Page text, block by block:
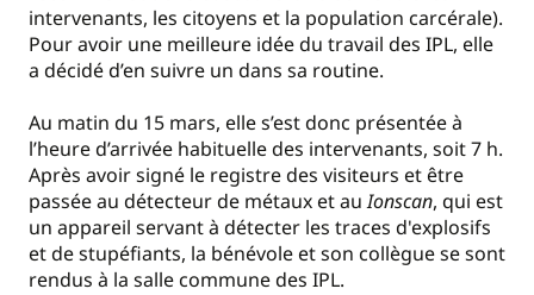
intervenants, les citoyens et la population carcérale).
Pour avoir une meilleure idée du travail des IPL, elle
a décidé d’en suivre un dans sa routine.
Au matin du 15 mars, elle s’est donc présentée à
l’heure d’arrivée habituelle des intervenants, soit 7 h.
Après avoir signé le registre des visiteurs et être
passée au détecteur de métaux et auIonscan, qui est
un appareil servant à détecter les traces d'explosifs
et de stupéfiants, la bénévole et son collègue se sont
rendus à la salle commune des IPL.